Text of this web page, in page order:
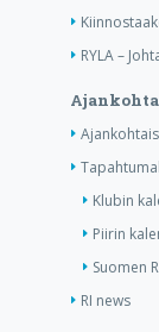
RYLA –
Klubin
Piirin
Suomen
RI news